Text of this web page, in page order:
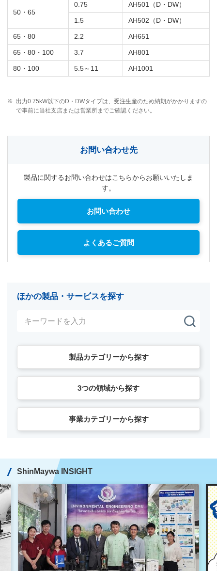
50・65
0.75 AH501（D・DW）
1.5 AH502（D・DW）
65・80 2.2 AH651
65・80・100 3.7 AH801
80・100 5.5～11 AH1001
※ 出力0.75kW以下のD・DWタイプは、受注生産のため納期がかかりますの
で事前に当社支店または営業所までご確認ください。
お問い合わせ先
製品に関するお問い合わせはこちらからお願いいたしま
す。
お問い合わせ
よくあるご質問
ほかの製品・サービスを探す
製品カテゴリーから探す
3つの領域から探す
事業カテゴリーから探す
ShinMaywa INSIGHT